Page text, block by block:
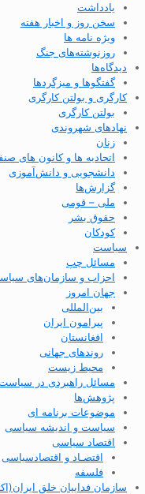
یادداشت
سخن روز و اخبار هفته
ویژه نامه ها
روزنوشته‌های جنگ
دیدگاه‌ها
گفتگوها و میزگردها
کارگری و بولتن کارگری
بولتن کارگری
نهادهای شهروندی
زنان
اتحادیه ها و کانون های
دانشجویی و دانش‌آموزی
گزارش‌ها
ملی – قومی
حقوق بشر
کودکان
سیاست
مسائل چپ
احزاب و سازمان‌های
جهان امروز
بین‌المللی
پیرامون ایران
افغانستان
روندهای جهانی
محیط زیست
مسائل راهبردی در سیاست
پژوهش‌ها
موضوعات برنامه ای
سیاست و اندیشه سیاسی
اقتصاد سیاسی
اقتصـاد و اقتصاد‌سیاسی
فلسفه
سازمان فداییان خلق